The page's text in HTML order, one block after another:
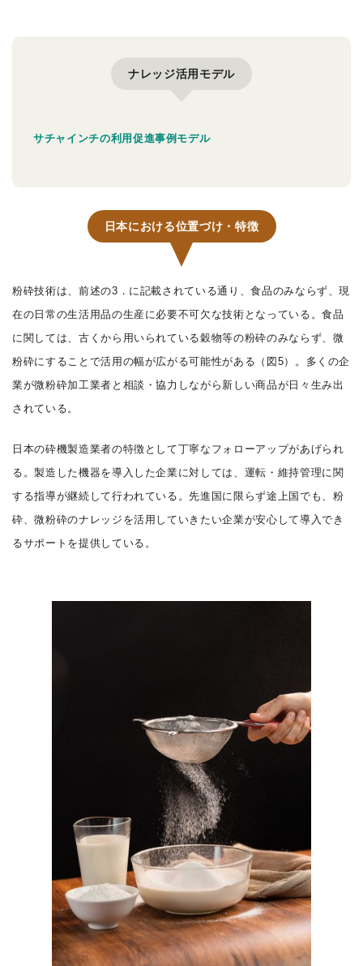
ナレッジ活用モデル
サチャインチの利用促進事例モデル
日本における位置づけ・特徴
粉砕技術は、前述の3．に記載されている通り、食品のみならず、現
在の日常の生活用品の生産に必要不可欠な技術となっている。食品
に関しては、古くから用いられている穀物等の粉砕のみならず、微
粉砕にすることで活用の幅が広がる可能性がある（図5）。多くの企
業が微粉砕加工業者と相談・協力しながら新しい商品が日々生み出
されている。
日本の砕機製造業者の特徴として丁寧なフォローアップがあげられ
る。製造した機器を導入した企業に対しては、運転・維持管理に関
する指導が継続して行われている。先進国に限らず途上国でも、粉
砕、微粉砕のナレッジを活用していきたい企業が安心して導入でき
るサポートを提供している。